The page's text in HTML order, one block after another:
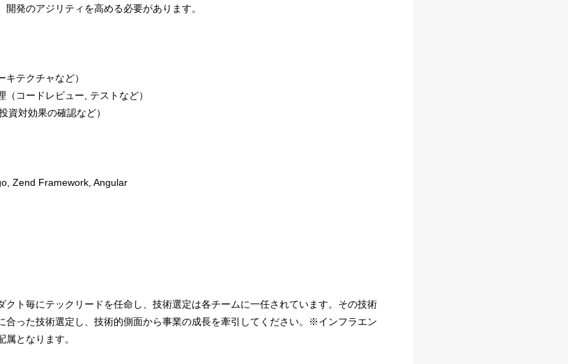
発のアジリティを高める必要があります。
キテクチャなど）
（コードレビュー, テストなど）
資対効果の確認など）
Zend Framework, Angular
クト毎にテックリードを任命し、技術選定は各チームに一任されています。その技術
合った技術選定し、技術的側面から事業の成長を牽引してください。※インフラエン
となります。